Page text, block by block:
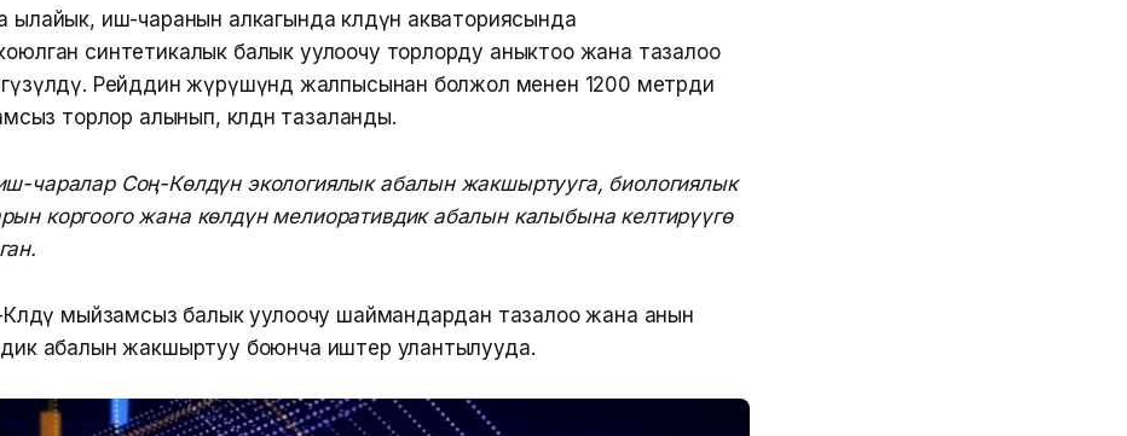
ылайык, иш-чаранын алкагында көлдүн акваториясында
синтетикалык балык уулоочу торлорду аныктоо жана тазалоо
Рейддин жүрүшүндө жалпысынан болжол менен 1200 метрди
торлор алынып, көлдөн тазаланды.
чаралар Соң-Көлдүн экологиялык абалын жакшыртууга, биологиялык
коргоого жана көлдүн мелиоративдик абалын калыбына келтирүүгө
мыйзамсыз балык уулоочу шаймандардан тазалоо жана анын
абалын жакшыртуу боюнча иштер улантылууда.